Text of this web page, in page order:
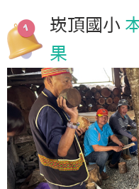
崁頂國小
果